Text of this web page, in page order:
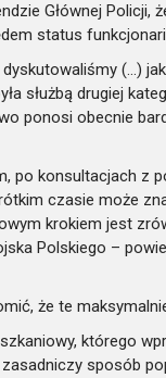
Głównej Policji,
status
(…)
służbą drugiej
ponosi obecnie
po konsultacjach z
czasie może
krokiem jest
Polskiego –
że te
którego
sposób